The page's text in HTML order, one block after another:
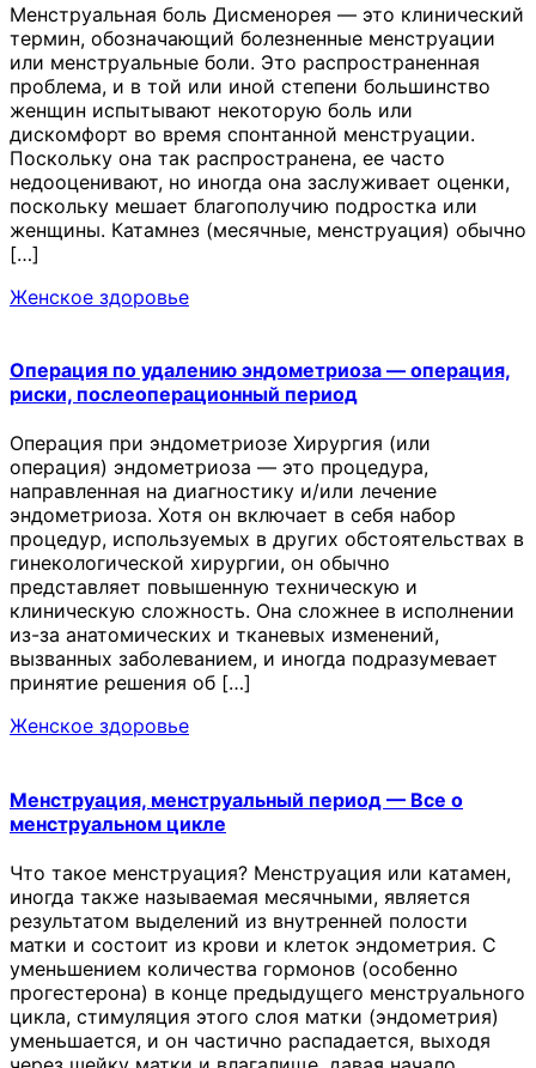
Менструальная боль Дисменорея — это клинический
термин, обозначающий болезненные менструации
или менструальные боли. Это распространенная
проблема, и в той или иной степени большинство
женщин испытывают некоторую боль или
дискомфорт во время спонтанной менструации.
Поскольку она так распространена, ее часто
недооценивают, но иногда она заслуживает оценки,
поскольку мешает благополучию подростка или
женщины. Катамнез (месячные, менструация) обычно
[…]
Женское здоровье
Операция по удалению эндометриоза — операция,
риски, послеоперационный период
Операция при эндометриозе Хирургия (или
операция) эндометриоза — это процедура,
направленная на диагностику и/или лечение
эндометриоза. Хотя он включает в себя набор
процедур, используемых в других обстоятельствах в
гинекологической хирургии, он обычно
представляет повышенную техническую и
клиническую сложность. Она сложнее в исполнении
из-за анатомических и тканевых изменений,
вызванных заболеванием, и иногда подразумевает
принятие решения об […]
Женское здоровье
Менструация, менструальный период — Все о
менструальном цикле
Что такое менструация? Менструация или катамен,
иногда также называемая месячными, является
результатом выделений из внутренней полости
матки и состоит из крови и клеток эндометрия. С
уменьшением количества гормонов (особенно
прогестерона) в конце предыдущего менструального
цикла, стимуляция этого слоя матки (эндометрия)
уменьшается, и он частично распадается, выходя